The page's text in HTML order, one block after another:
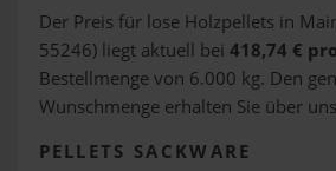
Der Preis für lose Holzpellets in
55246) liegt aktuell bei 418,74 €
Bestellmenge von 6.000 kg. Den
Wunschmenge erhalten Sie über
PELLETS SACKWARE